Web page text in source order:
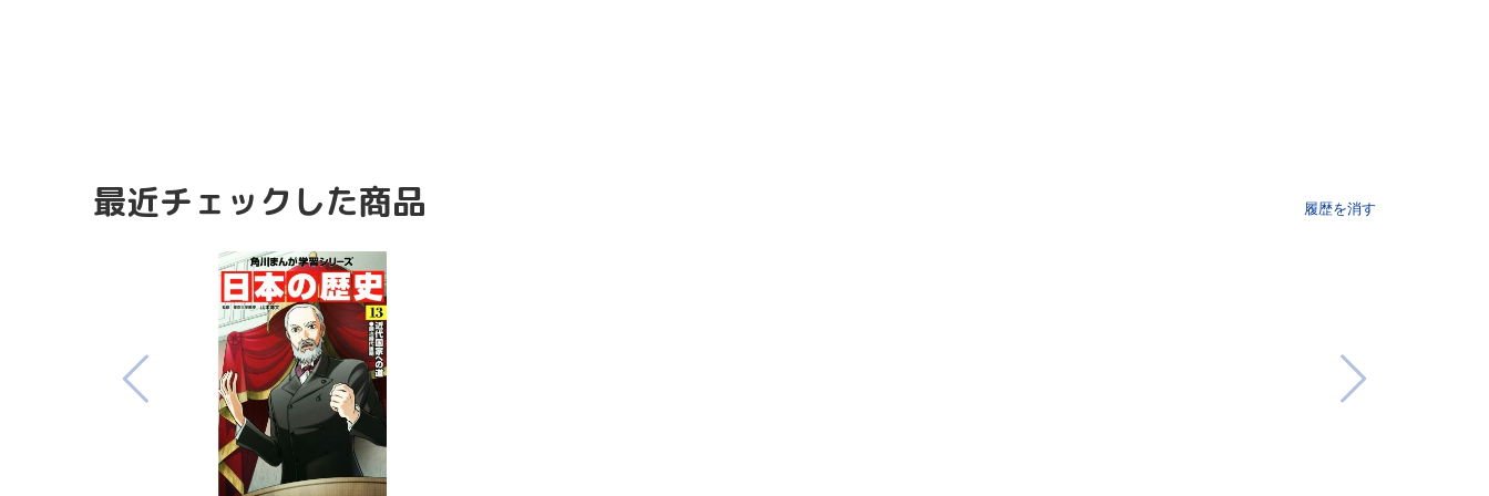
最近チェックした商品 履歴を消す